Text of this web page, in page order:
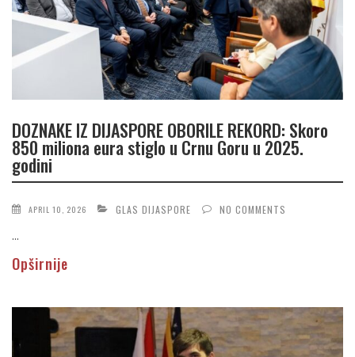
DOZNAKE IZ DIJASPORE OBORILE REKORD: Skoro
850 miliona eura stiglo u Crnu Goru u 2025.
godini
APRIL 10, 2026 GLAS DIJASPORE NO COMMENTS
...
Opširnije